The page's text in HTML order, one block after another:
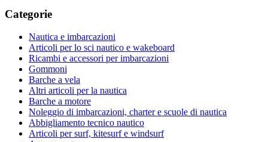
Categorie
Nautica e imbarcazioni
Articoli per lo sci nautico e wakeboard
Ricambi e accessori per imbarcazioni
Gommoni
Barche a vela
Altri articoli per la nautica
Barche a motore
Noleggio di imbarcazioni, charter e scuole di nautica
Abbigliamento tecnico nautico
Articoli per surf, kitesurf e windsurf